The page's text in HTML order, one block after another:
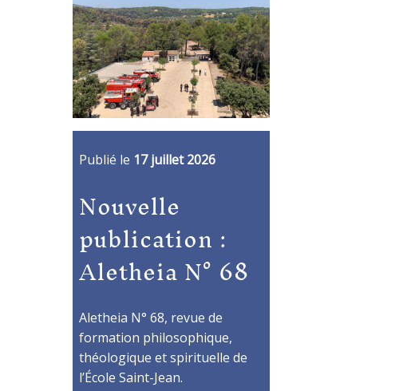
Publié le 17 juillet 2026
Nouvelle
publication :
Aletheia N° 68
Aletheia N° 68, revue de
formation philosophique,
théologique et spirituelle de
l’École Saint-Jean.